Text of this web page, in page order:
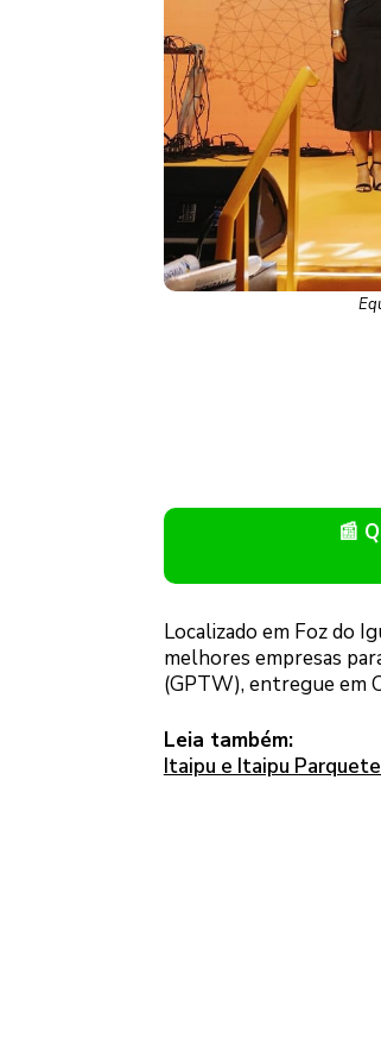
📰
Localizado em Foz do
melhores empresas
(GPTW), entregue em
Leia também:
Itaipu e Itaipu